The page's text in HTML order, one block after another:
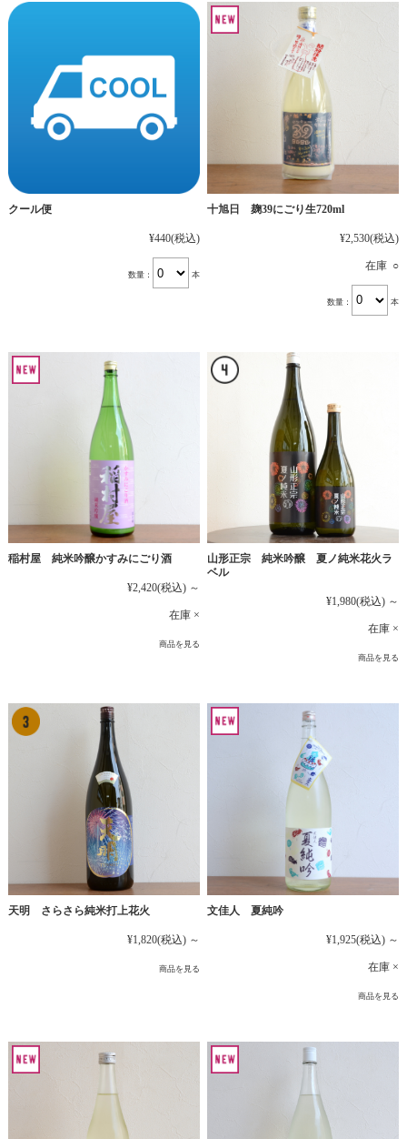
クール便
¥440(税込)
数量： 本
十旭日 麹39にごり生720ml
¥2,530(税込)
在庫 ○
数量： 本
稲村屋 純米吟醸かすみにごり酒
¥2,420(税込) ～
在庫 ×
商品を見る
山形正宗 純米吟醸 夏ノ純米花火ラ
ベル
¥1,980(税込) ～
在庫 ×
商品を見る
天明 さらさら純米打上花火
¥1,820(税込) ～
商品を見る
文佳人 夏純吟
¥1,925(税込) ～
在庫 ×
商品を見る